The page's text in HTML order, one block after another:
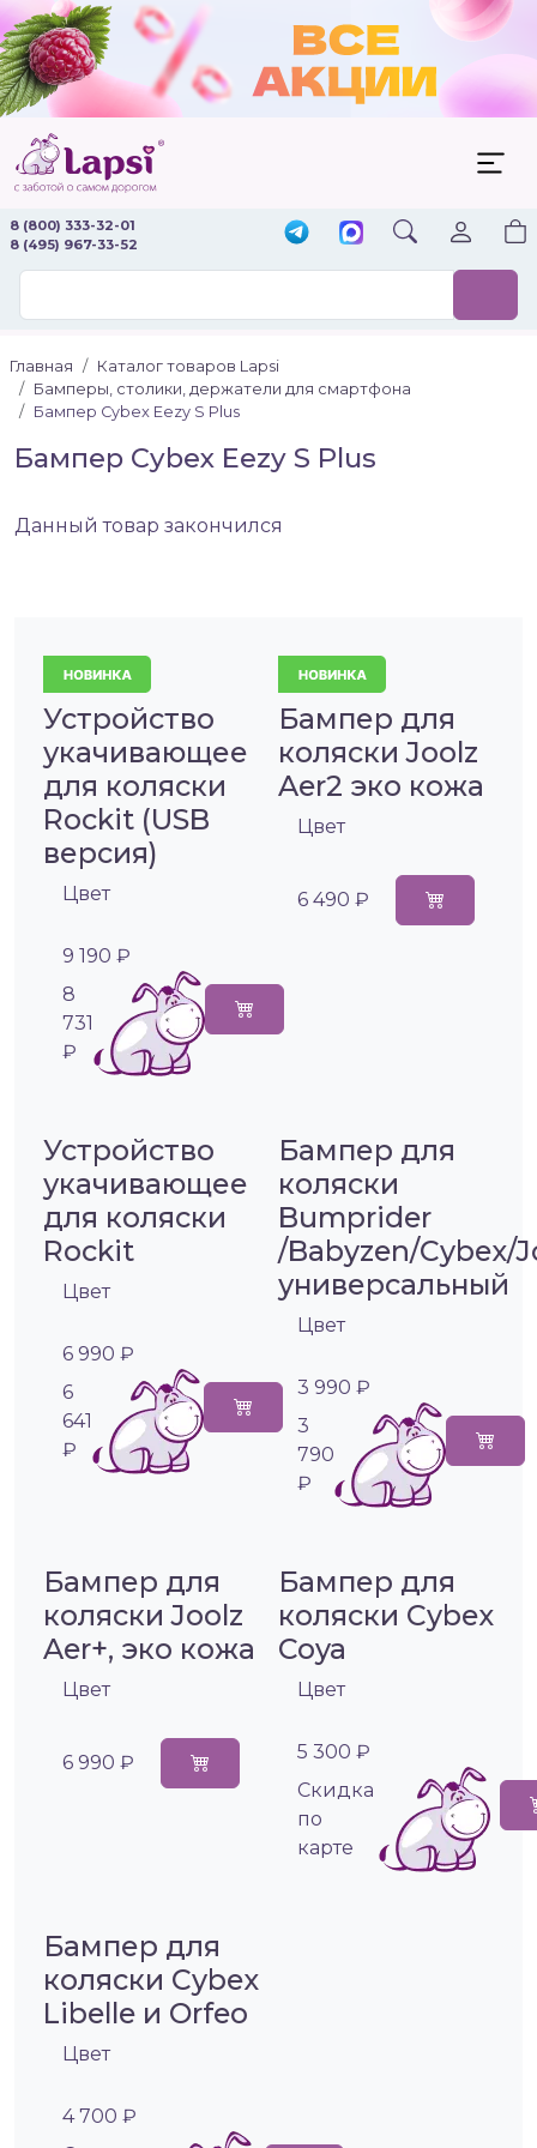
8 (800) 333-32-01
8 (495) 967-33-52
Главная
Каталог товаров Lapsi
Бамперы, столики, держатели для смартфона
Бампер Cybex Eezy S Plus
Бампер Cybex Eezy S Plus
Данный товар закончился
Устройство
укачивающее
для коляски
Rockit (USB
версия)
Цвет
9 190 ₽
8
731
₽
Бампер для
коляски Joolz
Aer2 эко кожа
Цвет
6 490 ₽
Устройство
укачивающее
для коляски
Rockit
Цвет
6 990 ₽
6
641
₽
Бампер для
коляски
Bumprider
/Babyzen/Cybex/
универсальный
Цвет
3 990 ₽
3
790
₽
Бампер для
коляски Joolz
Aer+, эко кожа
Цвет
6 990 ₽
Бампер для
коляски Cybex
Coya
Цвет
5 300 ₽
Cкидка
по
карте
Бампер для
коляски Cybex
Libelle и Orfeo
Цвет
4 700 ₽